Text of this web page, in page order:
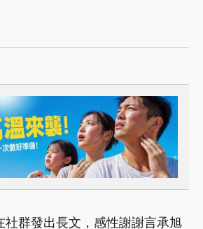
社群發出長文，感性謝謝言承旭